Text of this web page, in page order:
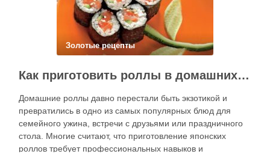
Золотые рецепты
Как приготовить роллы в домашних условиях?
Домашние роллы давно перестали быть экзотикой и
превратились в одно из самых популярных блюд для
семейного ужина, встречи с друзьями или праздничного
стола. Многие считают, что приготовление японских
роллов требует профессиональных навыков и